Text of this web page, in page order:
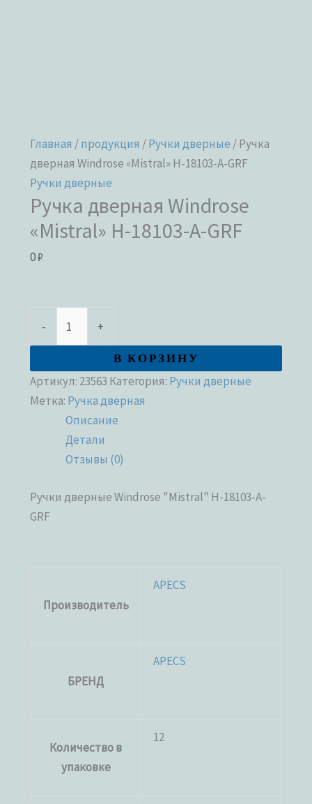
Главная /продукция /Ручки дверные / Ручка
дверная Windrose «Mistral» H-18103-A-GRF
Ручки дверные
Ручка дверная Windrose
«Mistral» H-18103-A-GRF
0₽
- +
В КОРЗИНУ
Артикул: 23563 Категория: Ручки дверные
Метка: Ручка дверная
Описание
Детали
Отзывы (0)
Ручки дверные Windrose "Mistral" H-18103-A-
GRF
Производитель
APECS
БРЕНД
APECS
Количество в
упаковке
12